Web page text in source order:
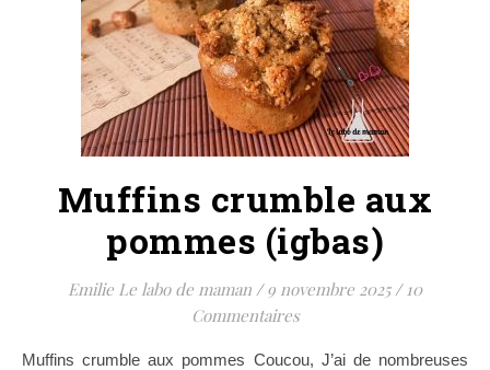
Muffins crumble aux
pommes (igbas)
Emilie Le labo de maman / 9 novembre 2025 / 10
Commentaires
Muffins crumble aux pommes Coucou, J’ai de nombreuses